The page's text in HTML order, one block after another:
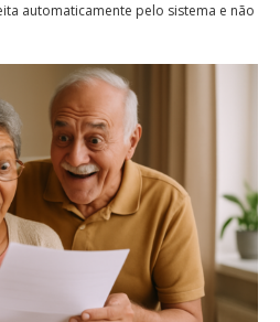
automaticamente pelo sistema e não